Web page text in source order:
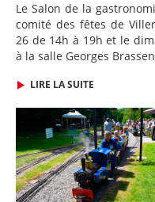
Le Salon de la
comité des fêtes de
26 de 14h à 19h et le
à la salle Georges
LIRE LA SUITE